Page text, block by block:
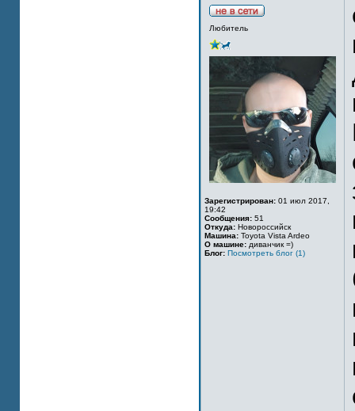
Любитель
Зарегистрирован: 01 июл 2017,
19:42
Сообщения: 51
Откуда: Новороссийск
Машина: Toyota Vista Ardeo
О машине: диванчик =)
Блог: Посмотреть блог (1)